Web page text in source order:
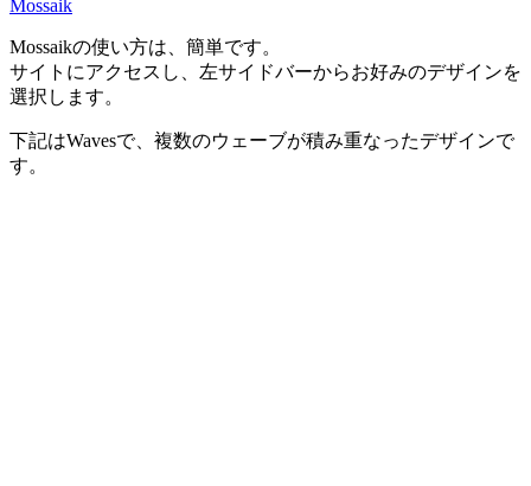
Mossaik
Mossaikの使い方は、簡単です。
サイトにアクセスし、左サイドバーからお好みのデザインを
選択します。
下記はWavesで、複数のウェーブが積み重なったデザインで
す。